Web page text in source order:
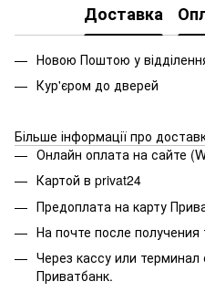
Доставка
Новою Поштою у
Кур'єром до дверей
Більше інформації про
Онлайн оплата на сайте
Картой в privat24
Предоплата на карту
На почте после
Через кассу или
Приватбанк.